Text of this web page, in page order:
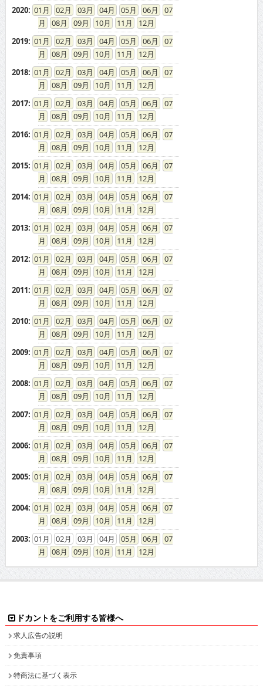
2020: 01 02 03 04 05 06
07
08
09 10 11
12
2019: 01 02 03 04 05 06
07
08
09 10 11
12
2018: 01 02 03 04 05 06
07
08
09 10 11
12
2017: 01 02 03 04 05 06
07
08
09 10 11
12
2016: 01 02 03 04 05 06
07
08
09 10 11
12
2015: 01 02 03 04 05 06
07
08
09 10 11
12
2014: 01 02 03 04 05 06
07
08
09 10 11
12
2013: 01 02 03 04 05 06
07
08
09 10 11
12
2012: 01 02 03 04 05 06
07
08
09 10 11
12
2011: 01 02 03 04 05 06
07
08
09 10 11
12
2010: 01 02 03 04 05 06
07
08
09 10 11
12
2009: 01 02 03 04 05 06
07
08
09 10 11
12
2008: 01 02 03 04 05 06
07
08
09 10 11
12
2007: 01 02 03 04 05 06
07
08
09 10 11
12
2006: 01 02 03 04 05 06
07
08
09 10 11
12
2005: 01 02 03 04 05 06
07
08
09 10 11
12
2004: 01 02 03 04 05 06
07
08
09 10 11
12
2003: 01 02 03 04 05 06
07
08
09 10 11 12
ドカントをご利用する皆様へ
求人広告の説明
免責事項
特商法に基づく表示